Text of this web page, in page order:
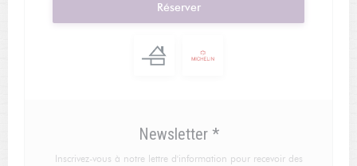
Réserver
Newsletter *
Inscrivez-vous à notre lettre d'information pour recevoir des